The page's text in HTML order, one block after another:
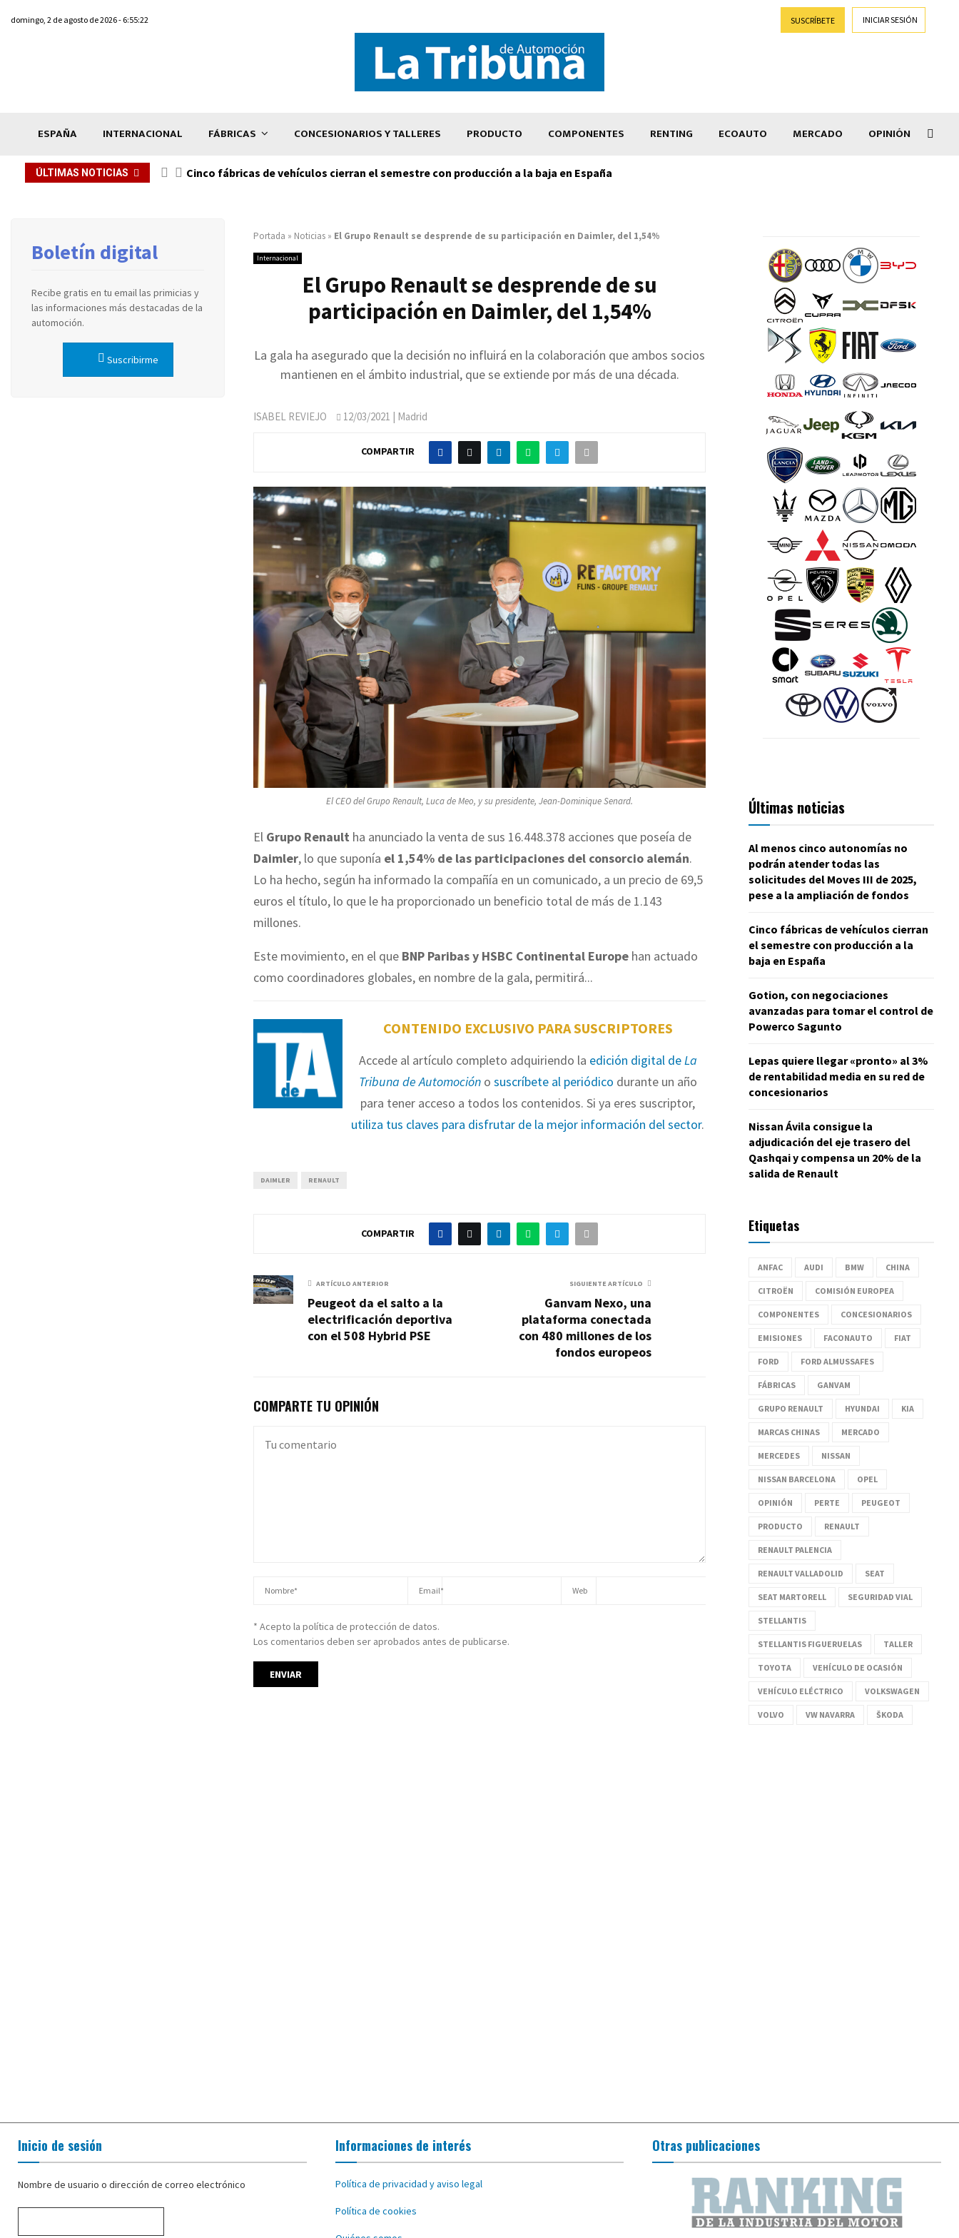
domingo, 2 de agosto de 2026 - 6:55:22 SUSCRÍBETE INICIAR SESIÓN
ESPAÑA INTERNACIONAL FÁBRICAS CONCESIONARIOS Y TALLERES PRODUCTO COMPONENTES RENTING ECOAUTO MERCADO OPINIÓN
ÚLTIMAS NOTICIAS Cinco fábricas de vehículos cierran el semestre con producción a la baja en España
Portada » Noticias » El Grupo Renault se desprende de su participación en Daimler, del 1,54%
Internacional
El Grupo Renault se desprende de su
participación en Daimler, del 1,54%
La gala ha asegurado que la decisión no influirá en la colaboración que ambos socios
mantienen en el ámbito industrial, que se extiende por más de una década.
ISABEL REVIEJO 12/03/2021 | Madrid
COMPARTIR
El CEO del Grupo Renault, Luca de Meo, y su presidente, Jean-Dominique Senard.
El Grupo Renault ha anunciado la venta de sus 16.448.378 acciones que poseía de
Daimler, lo que suponía el 1,54% de las participaciones del consorcio alemán.
Lo ha hecho, según ha informado la compañía en un comunicado, a un precio de 69,5
euros el título, lo que le ha proporcionado un beneficio total de más de 1.143
millones.
Este movimiento, en el que BNP Paribas y HSBC Continental Europe han actuado
como coordinadores globales, en nombre de la gala, permitirá...
CONTENIDO EXCLUSIVO PARA SUSCRIPTORES
Accede al artículo completo adquiriendo la edición digital deLa
Tribuna de Automocióno suscríbete al periódico durante un año
para tener acceso a todos los contenidos. Si ya eres suscriptor,
utiliza tus claves para disfrutar de la mejor información del sector.
DAIMLER RENAULT
COMPARTIR
ARTÍCULO ANTERIOR
Peugeot da el salto a la
electrificación deportiva
con el 508 Hybrid PSE
SIGUIENTE ARTÍCULO
Ganvam Nexo, una
plataforma conectada
con 480 millones de los
fondos europeos
COMPARTE TU OPINIÓN
* Acepto la política de protección de datos.
Los comentarios deben ser aprobados antes de publicarse.
Boletín digital
Recibe gratis en tu email las primicias y
las informaciones más destacadas de la
automoción.
Suscribirme
Últimas noticias
Al menos cinco autonomías no
podrán atender todas las
solicitudes del Moves III de 2025,
pese a la ampliación de fondos
Cinco fábricas de vehículos cierran
el semestre con producción a la
baja en España
Gotion, con negociaciones
avanzadas para tomar el control de
Powerco Sagunto
Lepas quiere llegar «pronto» al 3%
de rentabilidad media en su red de
concesionarios
Nissan Ávila consigue la
adjudicación del eje trasero del
Qashqai y compensa un 20% de la
salida de Renault
Etiquetas
ANFAC AUDI BMW CHINA
CITROËN COMISIÓN EUROPEA
COMPONENTES CONCESIONARIOS
EMISIONES FACONAUTO FIAT
FORD FORD ALMUSSAFES
FÁBRICAS GANVAM
GRUPO RENAULT HYUNDAI KIA
MARCAS CHINAS MERCADO
MERCEDES NISSAN
NISSAN BARCELONA OPEL
OPINIÓN PERTE PEUGEOT
PRODUCTO RENAULT
RENAULT PALENCIA
RENAULT VALLADOLID SEAT
SEAT MARTORELL SEGURIDAD VIAL
STELLANTIS
STELLANTIS FIGUERUELAS TALLER
TOYOTA VEHÍCULO DE OCASIÓN
VEHÍCULO ELÉCTRICO VOLKSWAGEN
VOLVO VW NAVARRA ŠKODA
Inicio de sesión
Nombre de usuario o dirección de correo electrónico
Informaciones de interés
Política de privacidad y aviso legal
Política de cookies
Otras publicaciones